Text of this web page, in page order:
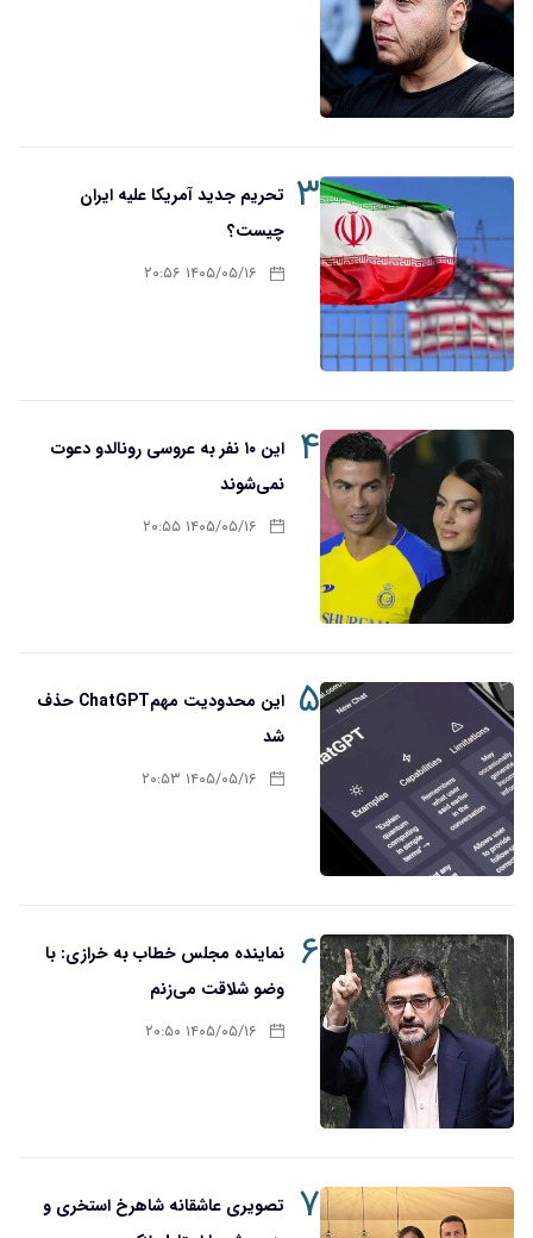
۳ تحریم‌ جدید آمریکا علیه ایران
چیست؟
۱۴۰۵/۰۵/۱۶ ۲۰:۵۶
۴
این ۱۰ نفر به عروسی رونالدو دعوت
نمی‌شوند
۱۴۰۵/۰۵/۱۶ ۲۰:۵۵
۵
این محدودیت مهمChatGPT حذف
شد
۱۴۰۵/۰۵/۱۶ ۲۰:۵۳
۶
نماینده مجلس خطاب به خرازی: با
وضو شلاقت می‌زنم
۱۴۰۵/۰۵/۱۶ ۲۰:۵۰
۷
تصویری عاشقانه شاهرخ استخری و